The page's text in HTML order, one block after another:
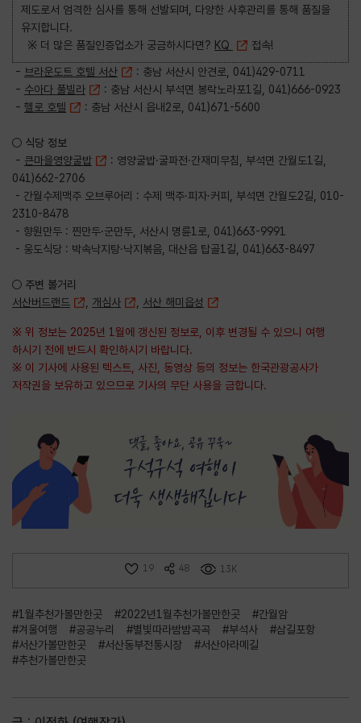
제도로서 엄격한 심사를 통해 선발되며, 다양한 사후관리를 통해 품질을
유지합니다.
※ 더 많은 품질인증업소가 궁금하시다면? KQ 접속!
- 브라운도트 호텔 서산
: 충남 서산시 안견로, 041)429-0711
- 수아다 풀빌라
: 충남 서산시 부석면 봉락노라포1길, 041)666-0923
- 헬로 호텔 : 충남 서산시 읍내2로, 041)671-5600
○ 식당 정보
- 큰마을영양굴밥
: 영양굴밥·굴파전·간재미무침, 부석면 간월도1길,
041)662-2706
- 간월수제맥주 오브루어리 : 수제 맥주·피자·커피, 부석면 간월도2길, 010-
2310-8478
- 향원만두 : 찐만두·군만두, 서산시 명륜1로, 041)663-9991
- 웅도식당 : 박속낙지탕·낙지볶음, 대산읍 탑골1길, 041)663-8497
○ 주변 볼거리
서산버드랜드
개심사 서산 해미읍성
※ 위 정보는 2025년 1월에 갱신된 정보로, 이후 변경될 수 있으니 여행
하시기 전에 반드시 확인하시기 바랍니다.
※ 이 기사에 사용된 텍스트, 사진, 동영상 등의 정보는 한국관광공사가
저작권을 보유하고 있으므로 기사의 무단 사용을 금합니다.
19 48 13K
#1월추천가볼만한곳 #2022년1월추천가볼만한곳
#간월암
#겨울여행
#공공누리 #별빛따라밤밤곡곡 #부석사
#삼길포항
#서산가볼만한곳
#서산동부전통시장
#서산아라메길
#추천가볼만한곳